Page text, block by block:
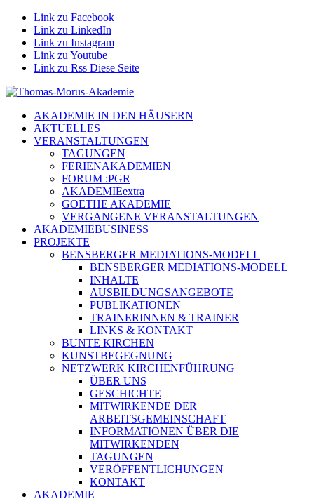
Link zu Facebook
Link zu LinkedIn
Link zu Instagram
Link zu Youtube
Link zu Rss Diese Seite
AKADEMIE IN DEN HÄUSERN
AKTUELLES
VERANSTALTUNGEN
TAGUNGEN
FERIENAKADEMIEN
FORUM :PGR
AKADEMIEextra
GOETHE AKADEMIE
VERGANGENE VERANSTALTUNGEN
AKADEMIEBUSINESS
PROJEKTE
BENSBERGER MEDIATIONS-MODELL
BENSBERGER MEDIATIONS-MODELL
INHALTE
AUSBILDUNGSANGEBOTE
PUBLIKATIONEN
TRAINERINNEN & TRAINER
LINKS & KONTAKT
BUNTE KIRCHEN
KUNSTBEGEGNUNG
NETZWERK KIRCHENFÜHRUNG
ÜBER UNS
GESCHICHTE
MITWIRKENDE DER
ARBEITSGEMEINSCHAFT
INFORMATIONEN ÜBER DIE
MITWIRKENDEN
TAGUNGEN
VERÖFFENTLICHUNGEN
KONTAKT
AKADEMIE